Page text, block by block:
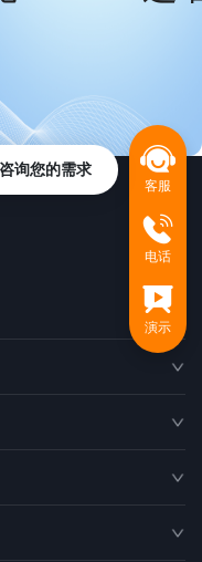
客服
电话
演示
询您的需求